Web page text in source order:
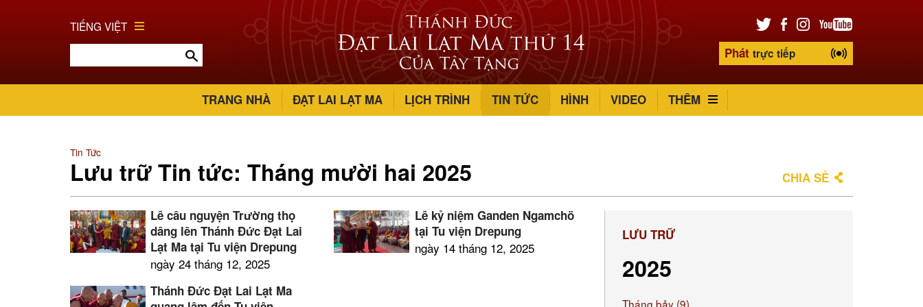
TIẾNG VIỆT
Phát trực tiếp
TRANG NHÀ ĐẠT LAI LẠT MA LỊCH TRÌNH TIN TỨC HÌNH VIDEO THÊM
Tin Tức
Lưu trữ Tin tức: Tháng mười hai 2025 CHIA SẺ
Lễ cầu nguyện Trường thọ
dâng lên Thánh Đức Đạt Lai
Lạt Ma tại Tu viện Drepung
ngày 24 tháng 12, 2025
Lễ kỷ niệm Ganden Ngamchö
tại Tu viện Drepung
ngày 14 tháng 12, 2025
Thánh Đức Đạt Lai Lạt Ma
LƯU TRỮ
2025
Tháng bảy (9)